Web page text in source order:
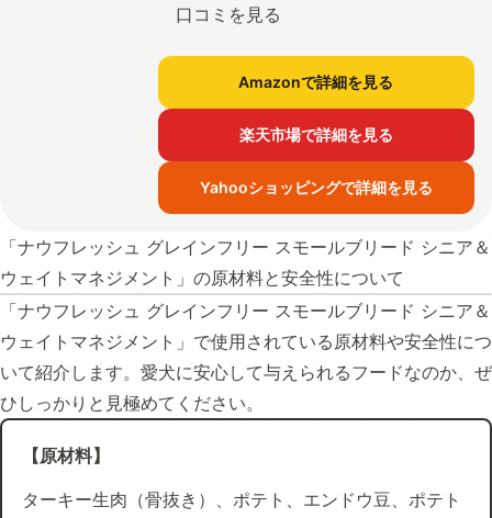
口コミを見る
Amazonで詳細を見る
楽天市場で詳細を見る
Yahooショッピングで詳細を見る
「ナウフレッシュ グレインフリー スモールブリード シニア＆
ウェイトマネジメント」の原材料と安全性について
「ナウフレッシュ グレインフリー スモールブリード シニア＆
ウェイトマネジメント」で使用されている原材料や安全性につ
いて紹介します。愛犬に安心して与えられるフードなのか、ぜ
ひしっかりと見極めてください。
【原材料】
ターキー生肉（骨抜き）、ポテト、エンドウ豆、ポテト